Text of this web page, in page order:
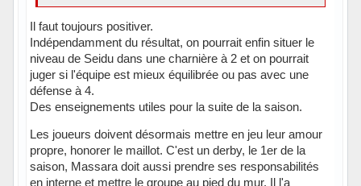
Il faut toujours positiver.
Indépendamment du résultat, on pourrait enfin situer le
niveau de Seidu dans une charnière à 2 et on pourrait
juger si l'équipe est mieux équilibrée ou pas avec une
défense à 4.
Des enseignements utiles pour la suite de la saison.
Les joueurs doivent désormais mettre en jeu leur amour
propre, honorer le maillot. C'est un derby, le 1er de la
saison, Massara doit aussi prendre ses responsabilités
en interne et mettre le groupe au pied du mur. Il l'a